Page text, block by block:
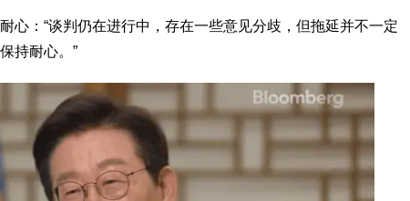
心：“谈判仍在进行中，存在一些意见分歧，但拖延并不一定
持耐心。”